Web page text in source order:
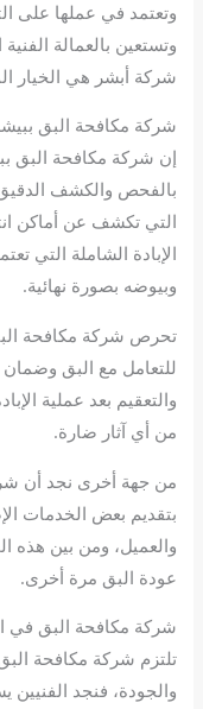
وتعتمد في عملها على
وتستعين بالعمالة
شركة أبشر هي الخيار
شركة مكافحة البق
إن شركة مكافحة البق
بالفحص والكشف الدقيق
التي تكشف عن أماكن
الإبادة الشاملة التي
وبيوضه بصورة نهائية.
تحرص شركة مكافحة
للتعامل مع البق
والتعقيم بعد عملية
من أي آثار ضارة.
من جهة أخرى نجد أن
بتقديم بعض الخدمات
والعميل، ومن بين هذه
عودة البق مرة أخرى.
شركة مكافحة البق في
تلتزم شركة مكافحة
والجودة، فنجد